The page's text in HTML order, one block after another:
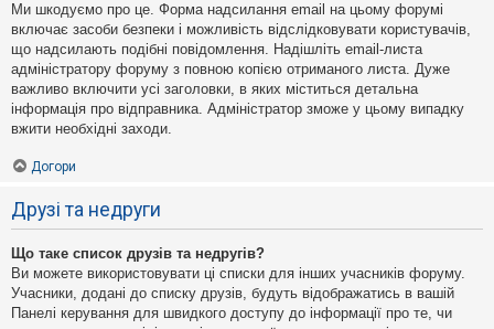
Ми шкодуємо про це. Форма надсилання email на цьому форумі
включає засоби безпеки і можливість відслідковувати користувачів,
що надсилають подібні повідомлення. Надішліть email-листа
адміністратору форуму з повною копією отриманого листа. Дуже
важливо включити усі заголовки, в яких міститься детальна
інформація про відправника. Адміністратор зможе у цьому випадку
вжити необхідні заходи.
Догори
Друзі та недруги
Що таке список друзів та недругів?
Ви можете використовувати ці списки для інших учасників форуму.
Учасники, додані до списку друзів, будуть відображатись в вашій
Панелі керування для швидкого доступу до інформації про те, чи